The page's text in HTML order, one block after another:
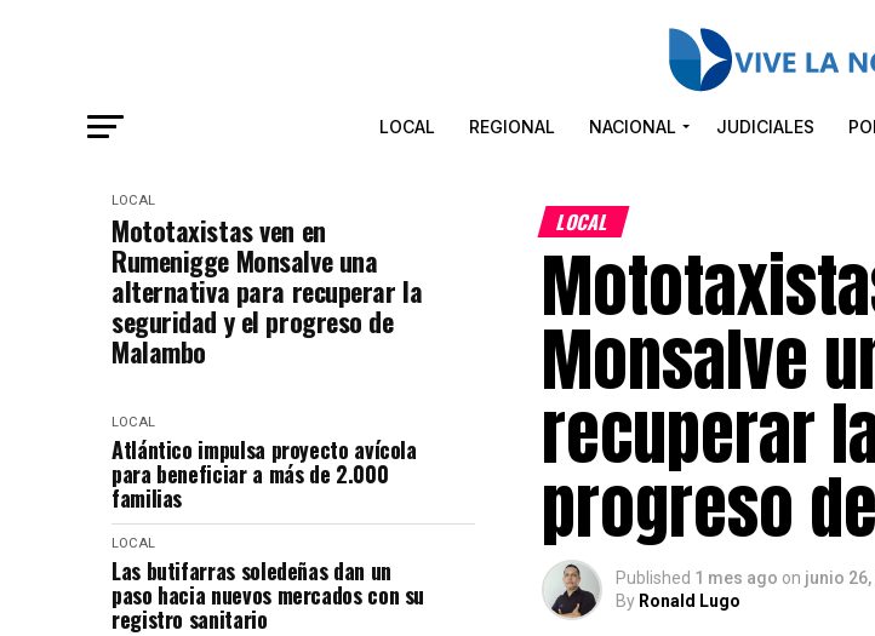
LOCAL REGIONAL NACIONAL JUDICIALES
LOCAL
Mototaxistas ven en
Rumenigge Monsalve una
alternativa para recuperar la
seguridad y el progreso de
Malambo
LOCAL
Atlántico impulsa proyecto avícola
para beneficiar a más de 2.000
familias
LOCAL
Las butifarras soledeñas dan un
paso hacia nuevos mercados con su
registro sanitario
LOCAL
Monsalve
recuperar
progreso
Published 1 mes ago on junio 26,
By Ronald Lugo